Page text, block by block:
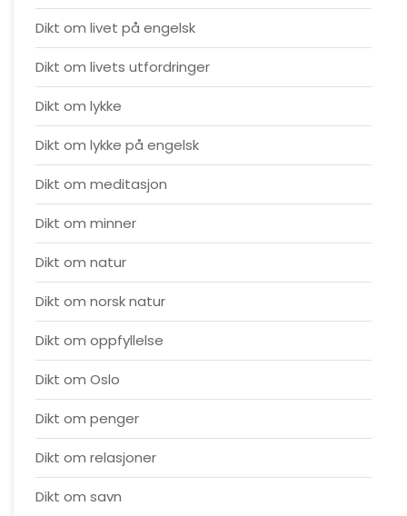
Dikt om livet på engelsk
Dikt om livets utfordringer
Dikt om lykke
Dikt om lykke på engelsk
Dikt om meditasjon
Dikt om minner
Dikt om natur
Dikt om norsk natur
Dikt om oppfyllelse
Dikt om Oslo
Dikt om penger
Dikt om relasjoner
Dikt om savn